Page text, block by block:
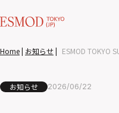
Home| お知らせ| ESMOD TOKYO
お知らせ 2026/06/22